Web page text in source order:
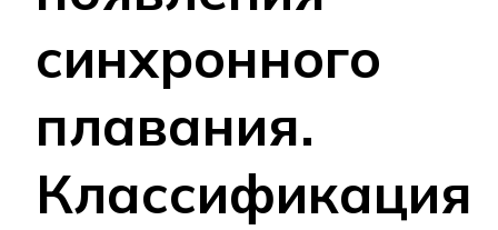
синхронного
плавания.
Классификация